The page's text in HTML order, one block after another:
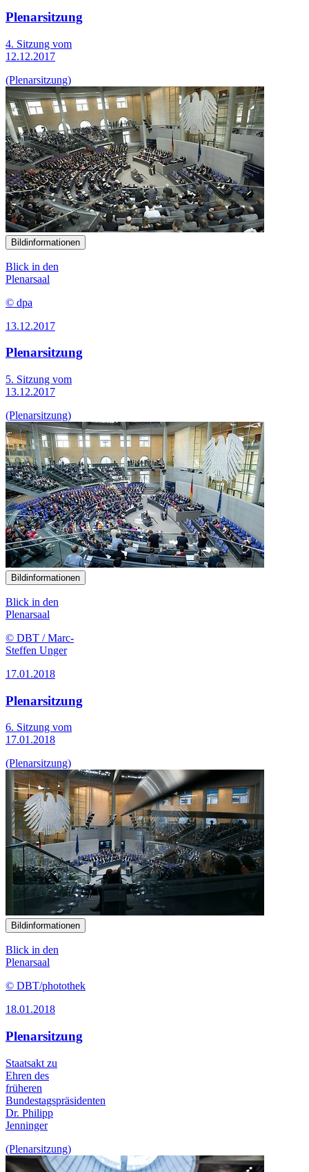
Plenarsitzung
4. Sitzung vom
12.12.2017
(Plenarsitzung)
Bildinformationen
Blick in den
Plenarsaal
© dpa
13.12.2017
Plenarsitzung
5. Sitzung vom
13.12.2017
(Plenarsitzung)
Bildinformationen
Blick in den
Plenarsaal
© DBT / Marc-
Steffen Unger
17.01.2018
Plenarsitzung
6. Sitzung vom
17.01.2018
(Plenarsitzung)
Bildinformationen
Blick in den
Plenarsaal
© DBT/photothek
18.01.2018
Plenarsitzung
Staatsakt zu
Ehren des
früheren
Bundestagspräsidenten
Dr. Philipp
Jenninger
(Plenarsitzung)